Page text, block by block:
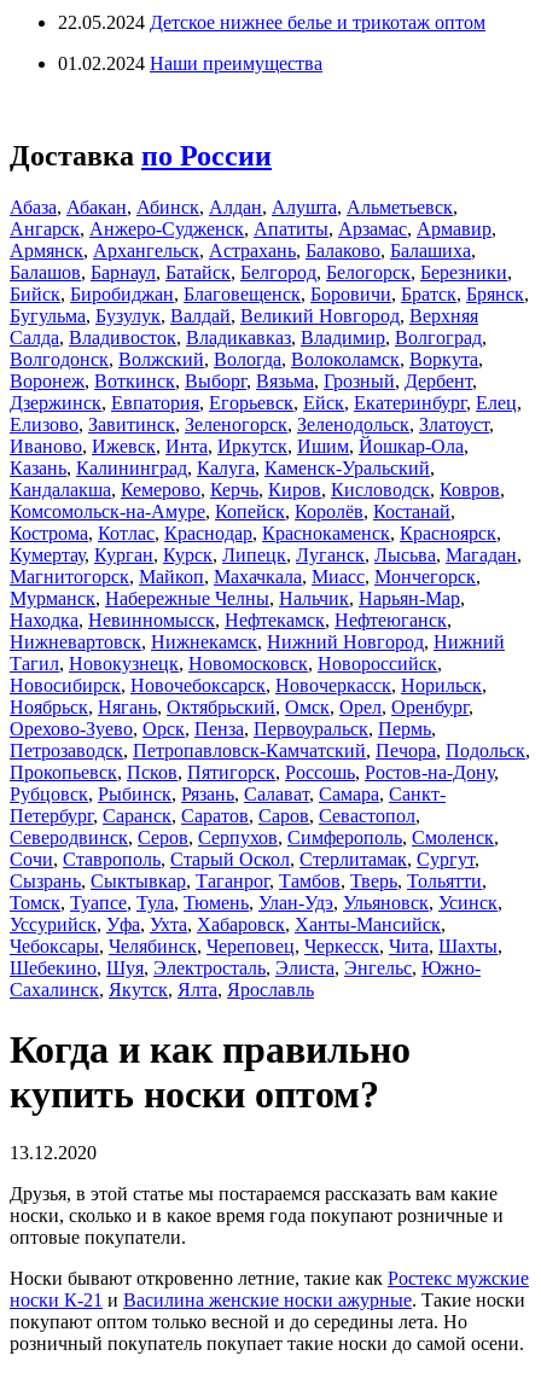
22.05.2024 Детское нижнее белье и трикотаж оптом
01.02.2024 Наши преимущества
Доставка по России
Абаза, Абакан, Абинск, Алдан, Алушта, Альметьевск,
Ангарск, Анжеро-Судженск, Апатиты, Арзамас, Армавир,
Армянск, Архангельск, Астрахань, Балаково, Балашиха,
Балашов, Барнаул, Батайск, Белгород, Белогорск, Березники,
Бийск, Биробиджан, Благовещенск, Боровичи, Братск, Брянск,
Бугульма, Бузулук, Валдай, Великий Новгород, Верхняя
Салда, Владивосток, Владикавказ, Владимир, Волгоград,
Волгодонск, Волжский, Вологда, Волоколамск, Воркута,
Воронеж, Воткинск, Выборг, Вязьма, Грозный, Дербент,
Дзержинск, Евпатория, Егорьевск, Ейск, Екатеринбург, Елец,
Елизово, Завитинск, Зеленогорск, Зеленодольск, Златоуст,
Иваново, Ижевск, Инта, Иркутск, Ишим, Йошкар-Ола,
Казань, Калининград, Калуга, Каменск-Уральский,
Кандалакша, Кемерово, Керчь, Киров, Кисловодск, Ковров,
Комсомольск-на-Амуре, Копейск, Королёв, Костанай,
Кострома, Котлас, Краснодар, Краснокаменск, Красноярск,
Кумертау, Курган, Курск, Липецк, Луганск, Лысьва, Магадан,
Магнитогорск, Майкоп, Махачкала, Миасс, Мончегорск,
Мурманск, Набережные Челны, Нальчик, Нарьян-Мар,
Находка, Невинномысск, Нефтекамск, Нефтеюганск,
Нижневартовск, Нижнекамск, Нижний Новгород, Нижний
Тагил, Новокузнецк, Новомосковск, Новороссийск,
Новосибирск, Новочебоксарск, Новочеркасск, Норильск,
Ноябрьск, Нягань, Октябрьский, Омск, Орел, Оренбург,
Орехово-Зуево, Орск, Пенза, Первоуральск, Пермь,
Петрозаводск, Петропавловск-Камчатский, Печора, Подольск,
Прокопьевск, Псков, Пятигорск, Россошь, Ростов-на-Дону,
Рубцовск, Рыбинск, Рязань, Салават, Самара, Санкт-
Петербург, Саранск, Саратов, Саров, Севастопол,
Северодвинск, Серов, Серпухов, Симферополь, Смоленск,
Сочи, Ставрополь, Старый Оскол, Стерлитамак, Сургут,
Сызрань, Сыктывкар, Таганрог, Тамбов, Тверь, Тольятти,
Томск, Туапсе, Тула, Тюмень, Улан-Удэ, Ульяновск, Усинск,
Уссурийск, Уфа, Ухта, Хабаровск, Ханты-Мансийск,
Чебоксары, Челябинск, Череповец, Черкесск, Чита, Шахты,
Шебекино, Шуя, Электросталь, Элиста, Энгельс, Южно-
Сахалинск, Якутск, Ялта, Ярославль
Когда и как правильно
купить носки оптом?
13.12.2020
Друзья, в этой статье мы постараемся рассказать вам какие
носки, сколько и в какое время года покупают розничные и
оптовые покупатели.
Носки бывают откровенно летние, такие как Ростекс мужские
носки К-21 и Василина женские носки ажурные. Такие носки
покупают оптом только весной и до середины лета. Но
розничный покупатель покупает такие носки до самой осени.